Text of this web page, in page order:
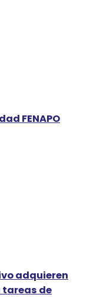
FENAPO
adquieren
de